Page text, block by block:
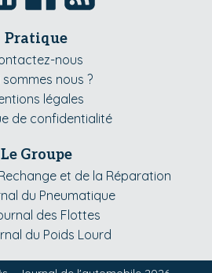
Pratique
nous
sommes nous ?
légales
de confidentialité
Le Groupe
et de la Réparation
du Pneumatique
des Flottes
du Poids Lourd